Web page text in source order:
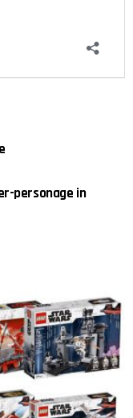
personage in